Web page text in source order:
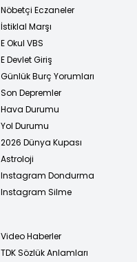
Nöbetçi Eczaneler
İstiklal Marşı
E Okul VBS
E Devlet Giriş
Günlük Burç Yorumları
Son Depremler
Hava Durumu
Yol Durumu
2026 Dünya Kupası
Astroloji
Instagram Dondurma
Instagram Silme
Video Haberler
TDK Sözlük Anlamları